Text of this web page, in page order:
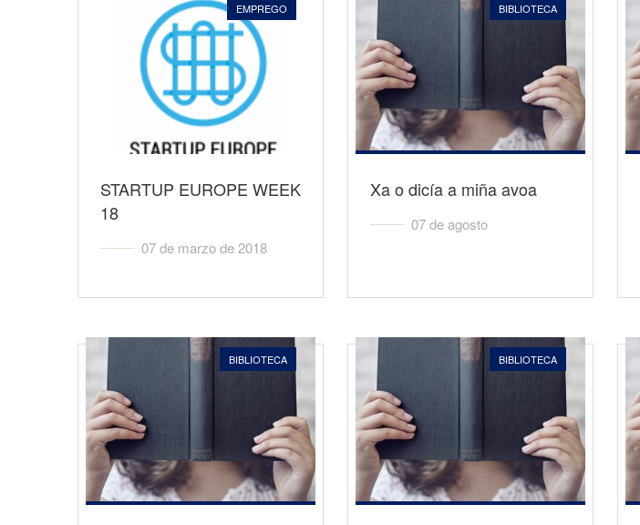
EMPREGO
STARTUP EUROPE WEEK
18
07 de marzo de 2018
BIBLIOTECA
Xa o dicía a miña avoa
07 de agosto
BIBLIOTECA BIBLIOTECA